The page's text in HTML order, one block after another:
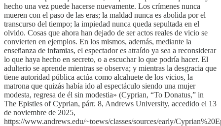
hecho una vez puede hacerse nuevamente. Los crímenes nunca
mueren con el paso de las eras; la maldad nunca es abolida por el
transcurso del tiempo; la impiedad nunca queda sepultada en el
olvido. Cosas que ahora han dejado de ser actos reales de vicio se
convierten en ejemplos. En los mismos, además, mediante la
enseñanza de infamias, el espectador es atraído ya sea a reconsiderar
lo que haya hecho en secreto, o a escuchar lo que podría hacer. El
adulterio se aprende mientras se observa; y mientras la desgracia que
tiene autoridad pública actúa como alcahuete de los vicios, la
matrona que quizás había ido al espectáculo siendo una mujer
modesta, regresa de él sin modestia» (Cyprian, “To Donatus,” in
The Epistles of Cyprian, párr. 8, Andrews University, accedido el 13
de noviembre de 2025,
https://www.andrews.edu/~toews/classes/sources/early/